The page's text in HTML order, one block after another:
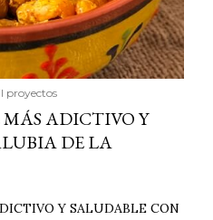
proyectos
ADICTIVO Y
DE LA
Y SALUDABLE CON